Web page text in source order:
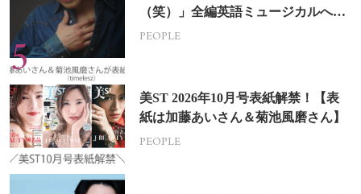
（笑）」全編英語ミュージカルへの
挑戦
PEOPLE
美ST 2026年10月号表紙解禁！【表
紙は加藤あいさん＆菊池風磨さん】
PEOPLE